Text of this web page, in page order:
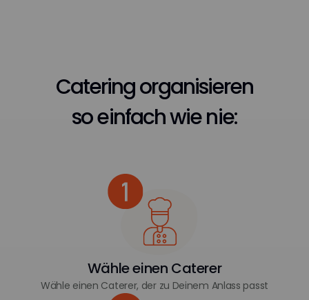
Catering organisieren
so einfach wie nie:
Wähle einen Caterer
Wähle einen Caterer, der zu Deinem Anlass passt